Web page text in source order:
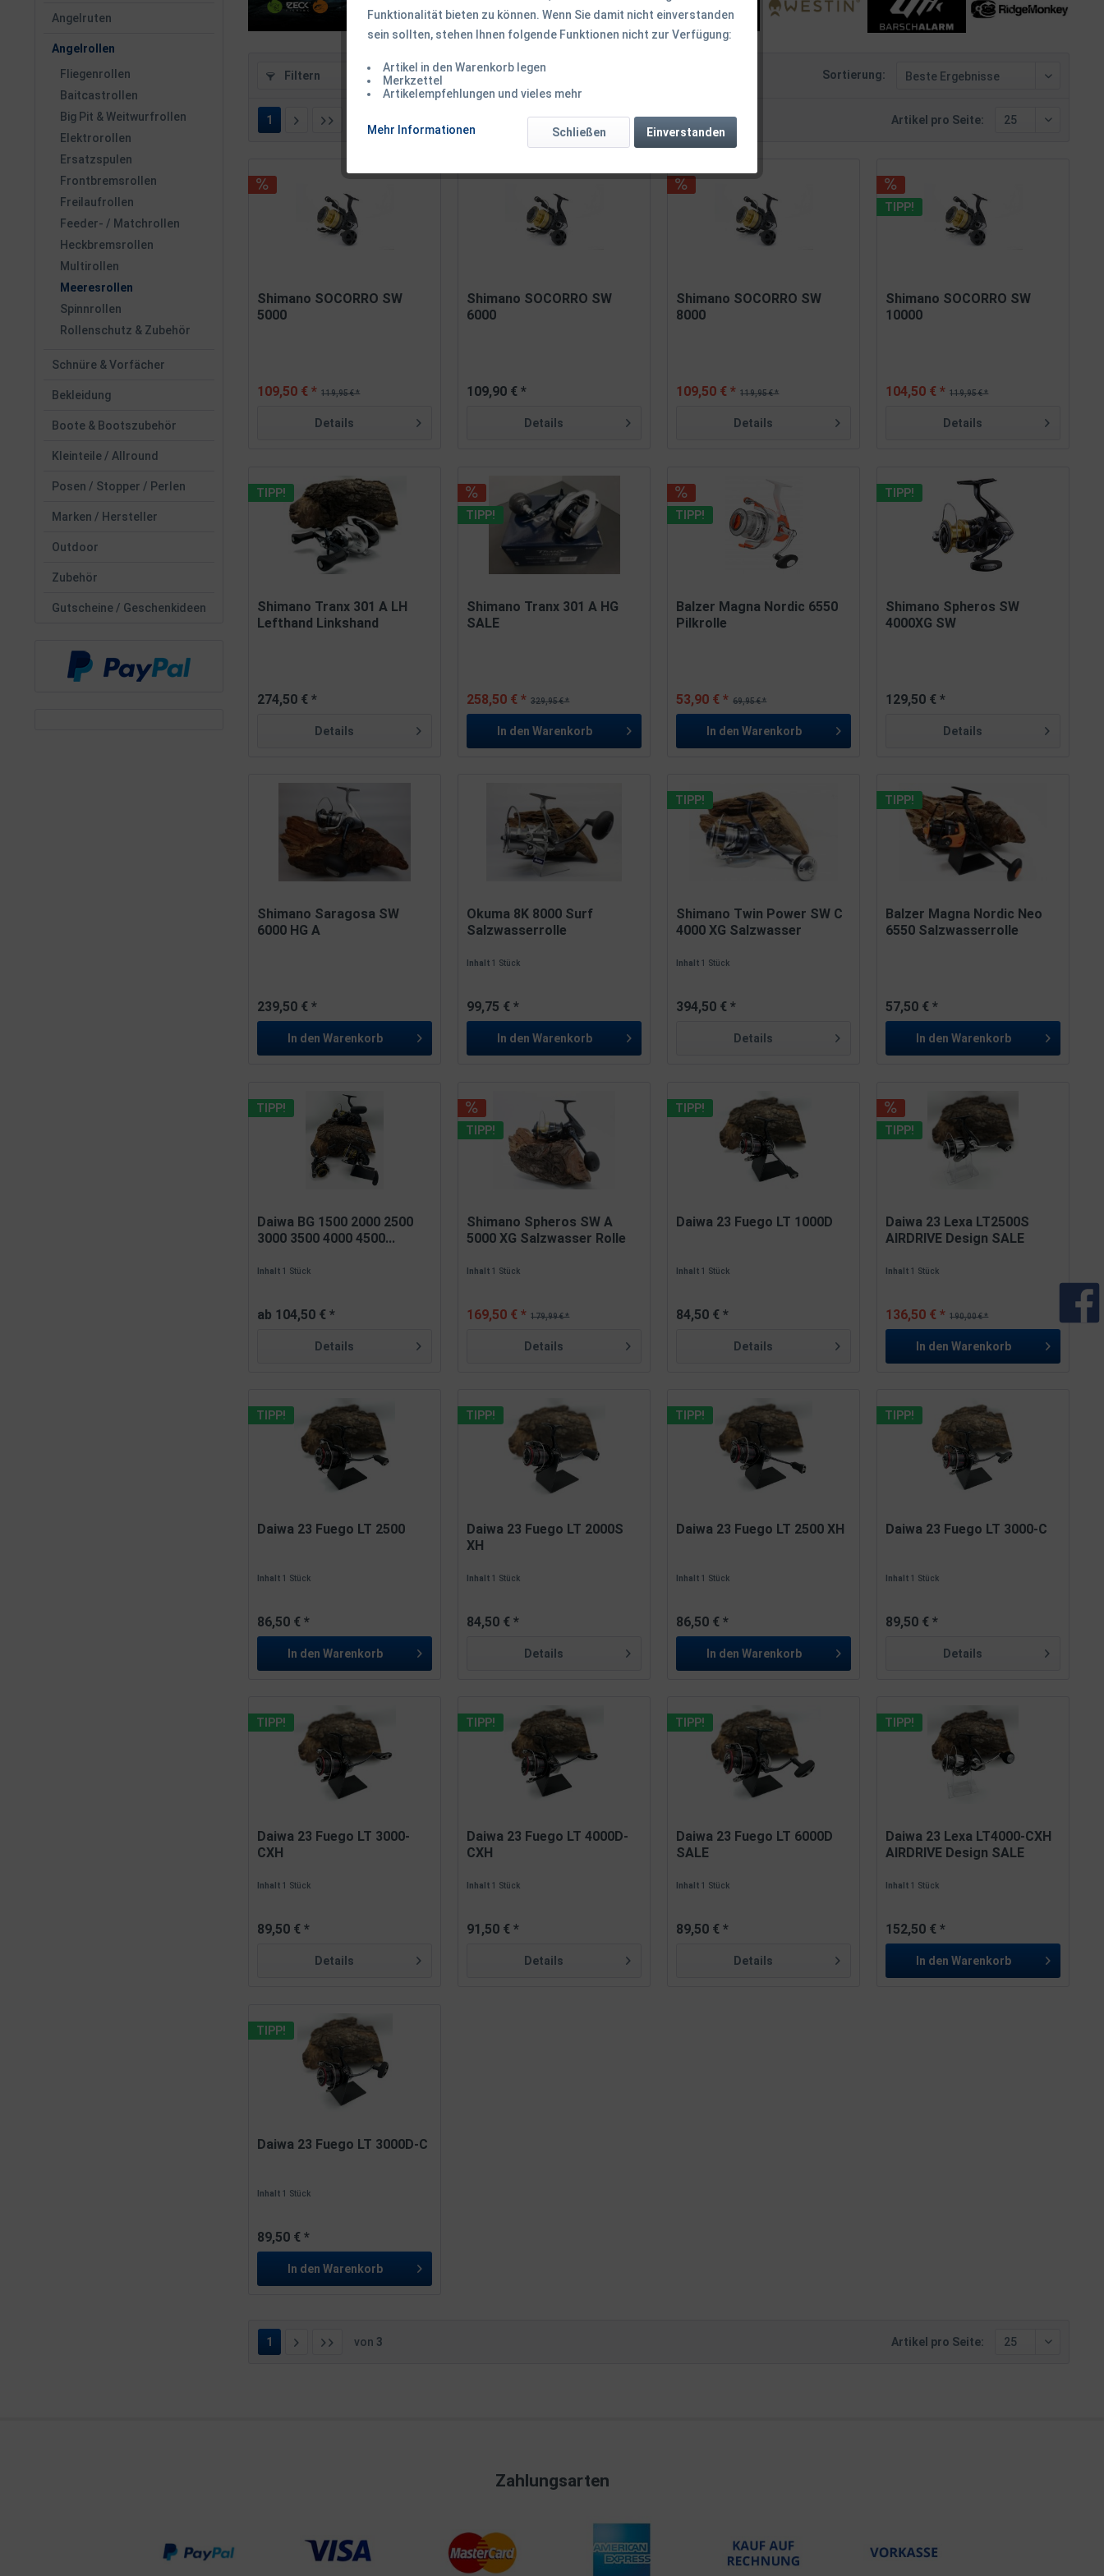
Angelruten
Angelrollen
Fliegenrollen
Baitcastrollen
Big Pit & Weitwurfrollen
Elektrorollen
Ersatzspulen
Frontbremsrollen
Freilaufrollen
Feeder- / Matchrollen
Heckbremsrollen
Multirollen
Meeresrollen
Spinnrollen
Rollenschutz & Zubehör
Schnüre & Vorfächer
Bekleidung
Boote & Bootszubehör
Kleinteile / Allround
Posen / Stopper / Perlen
Marken / Hersteller
Outdoor
Zubehör
Gutscheine / Geschenkideen
Filtern Sortierung:
1 Artikel pro Seite:
Shimano SOCORRO SW
5000
119,95 € *
109,50 € *
Details
Shimano SOCORRO SW
6000
109,90 € *
Details
Shimano SOCORRO SW
8000
119,95 € *
109,50 € *
Details
TIPP!
Shimano SOCORRO SW
10000
119,95 € *
104,50 € *
Details
TIPP!
Shimano Tranx 301 A LH
Lefthand Linkshand
274,50 € *
Details
TIPP!
Shimano Tranx 301 A HG
SALE
329,95 € *
258,50 € *
In den Warenkorb
TIPP!
Balzer Magna Nordic 6550
Pilkrolle
69,95 € *
53,90 € *
In den Warenkorb
TIPP!
Shimano Spheros SW
4000XG SW
129,50 € *
Details
Shimano Saragosa SW
6000 HG A
239,50 € *
In den Warenkorb
Okuma 8K 8000 Surf
Salzwasserrolle
Inhalt1 Stück
99,75 € *
In den Warenkorb
TIPP!
Shimano Twin Power SW C
4000 XG Salzwasser
Inhalt1 Stück
394,50 € *
Details
TIPP!
Balzer Magna Nordic Neo
6550 Salzwasserrolle
57,50 € *
In den Warenkorb
TIPP!
Daiwa BG 1500 2000 2500
3000 3500 4000 4500...
Inhalt1 Stück
ab 104,50 € *
Details
TIPP!
Shimano Spheros SW A
5000 XG Salzwasser Rolle
Inhalt1 Stück
179,99 € *
169,50 € *
Details
TIPP!
Daiwa 23 Fuego LT 1000D
Inhalt1 Stück
84,50 € *
Details
TIPP!
Daiwa 23 Lexa LT2500S
AIRDRIVE Design SALE
Inhalt1 Stück
190,00 € *
136,50 € *
In den Warenkorb
TIPP!
Daiwa 23 Fuego LT 2500
Inhalt1 Stück
86,50 € *
In den Warenkorb
TIPP!
Daiwa 23 Fuego LT 2000S
XH
Inhalt1 Stück
84,50 € *
Details
TIPP!
Daiwa 23 Fuego LT 2500 XH
Inhalt1 Stück
86,50 € *
In den Warenkorb
TIPP!
Daiwa 23 Fuego LT 3000-C
Inhalt1 Stück
89,50 € *
Details
TIPP!
Daiwa 23 Fuego LT 3000-
CXH
Inhalt1 Stück
89,50 € *
Details
TIPP!
Daiwa 23 Fuego LT 4000D-
CXH
Inhalt1 Stück
91,50 € *
Details
TIPP!
Daiwa 23 Fuego LT 6000D
SALE
Inhalt1 Stück
89,50 € *
Details
TIPP!
Daiwa 23 Lexa LT4000-CXH
AIRDRIVE Design SALE
Inhalt1 Stück
152,50 € *
In den Warenkorb
TIPP!
Daiwa 23 Fuego LT 3000D-C
Inhalt1 Stück
89,50 € *
In den Warenkorb
1 von 3 Artikel pro Seite:
Zahlungsarten
Funktionalität bieten zu können. Wenn Sie damit nicht einverstanden
sein sollten, stehen Ihnen folgende Funktionen nicht zur Verfügung:
Artikel in den Warenkorb legen
Merkzettel
Artikelempfehlungen und vieles mehr
Mehr Informationen Einverstanden
Schließen